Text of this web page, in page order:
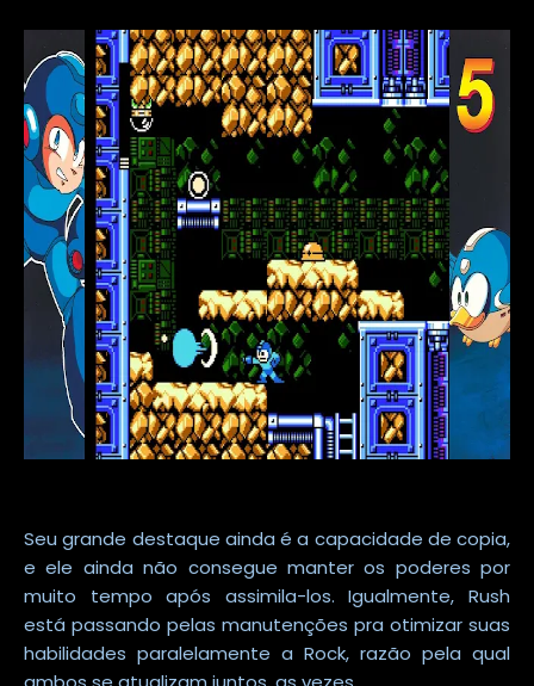
Seu grande destaque ainda é a capacidade de copia,
e ele ainda não consegue manter os poderes por
muito tempo após assimila-los. Igualmente, Rush
está passando pelas manutenções pra otimizar suas
habilidades paralelamente a Rock, razão pela qual